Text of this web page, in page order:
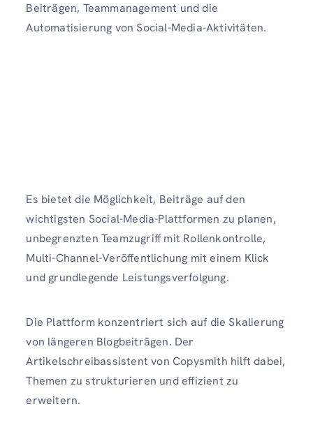
Beiträgen, Teammanagement und die
Automatisierung von Social-Media-Aktivitäten.
Es bietet die Möglichkeit, Beiträge auf den
wichtigsten Social-Media-Plattformen zu planen,
unbegrenzten Teamzugriff mit Rollenkontrolle,
Multi-Channel-Veröffentlichung mit einem Klick
und grundlegende Leistungsverfolgung.
Die Plattform konzentriert sich auf die Skalierung
von längeren Blogbeiträgen. Der
Artikelschreibassistent von Copysmith hilft dabei,
Themen zu strukturieren und effizient zu
erweitern.